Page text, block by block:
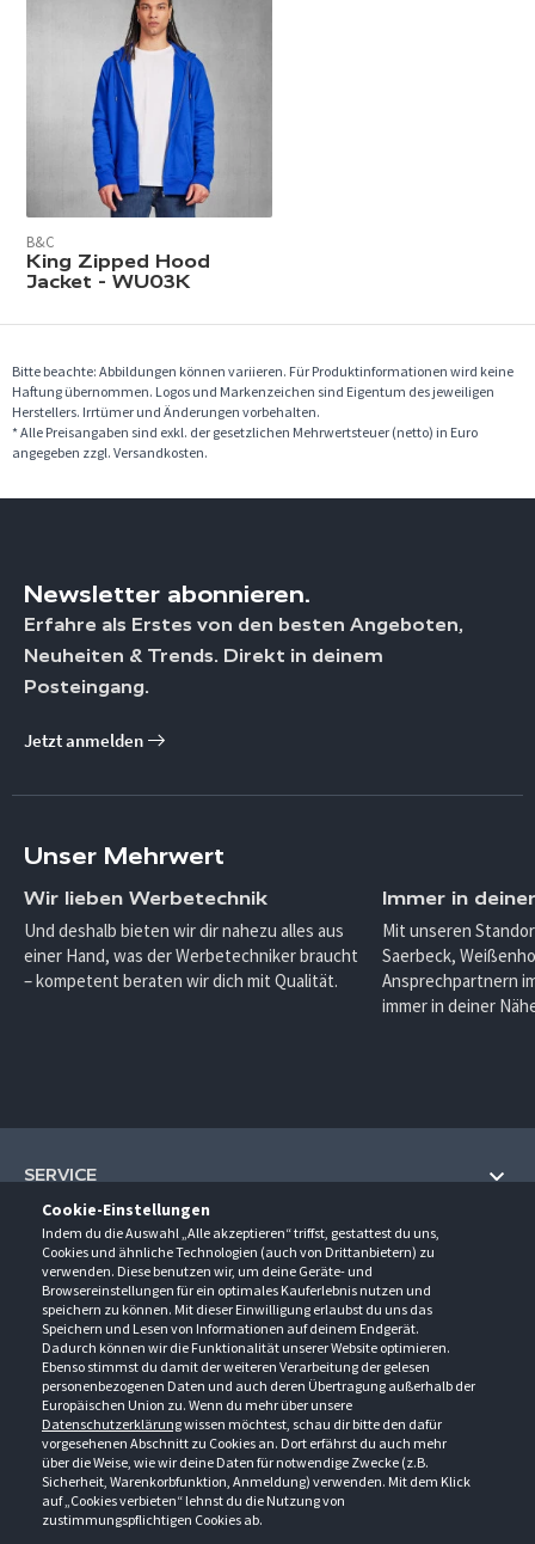
Cookie-Einstellungen
Indem du die Auswahl „Alle akzeptieren“ triffst, gestattest du uns,
Cookies und ähnliche Technologien (auch von Drittanbietern) zu
verwenden. Diese benutzen wir, um deine Geräte- und
Browsereinstellungen für ein optimales Kauferlebnis nutzen und
speichern zu können. Mit dieser Einwilligung erlaubst du uns das
Speichern und Lesen von Informationen auf deinem Endgerät.
Dadurch können wir die Funktionalität unserer Website optimieren.
Ebenso stimmst du damit der weiteren Verarbeitung der gelesen
personenbezogenen Daten und auch deren Übertragung außerhalb der
Europäischen Union zu. Wenn du mehr über unsere
Datenschutzerklärungwissen möchtest, schau dir bitte den dafür
vorgesehenen Abschnitt zu Cookies an. Dort erfährst du auch mehr
über die Weise, wie wir deine Daten für notwendige Zwecke (z.B.
Sicherheit, Warenkorbfunktion, Anmeldung) verwenden. Mit dem Klick
auf „Cookies verbieten“ lehnst du die Nutzung von
zustimmungspflichtigen Cookies ab.
B&C
King Zipped Hood
Jacket - WU03K
Bitte beachte: Abbildungen können variieren. Für Produktinformationen wird keine
Haftung übernommen. Logos und Markenzeichen sind Eigentum des jeweiligen
Herstellers. Irrtümer und Änderungen vorbehalten.
* Alle Preisangaben sind exkl. der gesetzlichen Mehrwertsteuer (netto) in Euro
angegeben zzgl. Versandkosten.
Newsletter abonnieren.
Erfahre als Erstes von den besten Angeboten,
Neuheiten & Trends. Direkt in deinem
Posteingang.
Jetzt anmelden
Unser Mehrwert
Wir lieben Werbetechnik
Und deshalb bieten wir dir nahezu alles aus
einer Hand, was der Werbetechniker braucht
– kompetent beraten wir dich mit Qualität.
Immer in
Mit unseren
Saerbeck,
Ansprechpartnern
immer in deiner
SERVICE
Hilfe und Information
Fragen und Antworten (FAQ)
Kontakt
Newsletter
Events
Downloads
Kataloge
UNTERNEHMEN
Über uns
Anfahrt
Ansprechpartner
Außendienstbesuch
Jobs & Ausbildung
Retouren/Reklamationen
KONTAKT
Gröner-Schulze GmbH
Sarirstraße 5
12529 Schönefeld
Berlin-Schönefeld: +49 30 68 29 54-0
Saerbeck: +49 2574 88750-0
Weißenhorn: +49 731 3982-0
info@groener-schulze.com
ÖFFNUNGSZEITEN
Montag - Donnerstag
9:00 - 17:00
Freitag
9:00 - 15:00
FOLGE UNS